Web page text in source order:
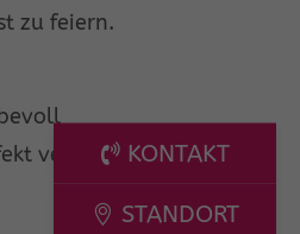
KONTAKT
STANDORT
zu feiern.
vereint.